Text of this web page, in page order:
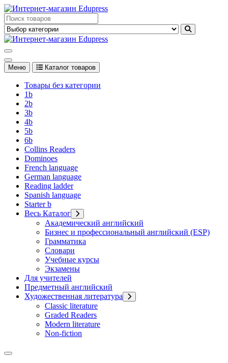
Перейти
к
содержимому
Edupress Uzbekistan, Edupress Узбекистан, книги, учебники на
английском языке
английском языке
Меню Каталог товаров
Товары без категории
1b
2b
3b
4b
5b
6b
Collins Readers
Dominoes
French language
German language
Reading ladder
Spanish language
Starter b
Весь Каталог
Академический английский
Бизнес и профессиональный английский (ESP)
Грамматика
Словари
Учебные курсы
Экзамены
Для учителей
Предметный английский
Художественная литература
Classic literature
Graded Readers
Modern literature
Non-fiction